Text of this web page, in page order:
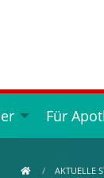
Für
AKTUELLE